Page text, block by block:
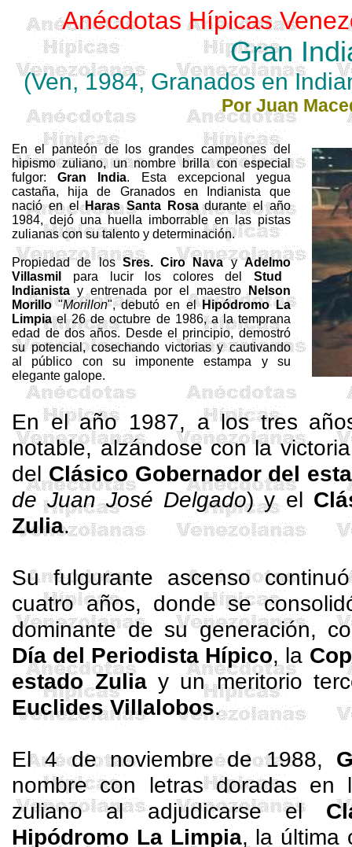
Anécdotas Hípicas
Gran
(Ven, 1984, Granados en
Por Juan
En el panteón de los grandes campeones del
hipismo zuliano, un nombre brilla con especial
fulgor:Gran India. Esta excepcional yegua
castaña, hija de Granados en Indianista que
nació en elHaras Santa Rosadurante el año
1984, dejó una huella imborrable en las pistas
zulianas con su talento y determinación.
Propiedad de losSres. Ciro NavayAdelmo
Villasmil
para lucir los colores delStud
Indianista y entrenada por el maestroNelson
Morillo"Morillon", debutó en elHipódromo La
Limpiael 26 de octubre de 1986, a la temprana
edad de dos años. Desde el principio, demostró
su potencial, cosechando victorias y cautivando
al público con su imponente estampa y su
elegante galope.
En el año 1987, a los tres
notable, alzándose con la
del Clásico Gobernador del
de Juan José Delgado) y el
Zulia.
Su fulgurante ascenso
cuatro años, donde se
dominante de su generación,
Día del Periodista Hípico, la
estado Zuliay un meritorio
Euclides Villalobos.
El 4 de noviembre de 1988,
nombre con letras doradas en
zuliano al adjudicarse el
Hipódromo La Limpia, la última